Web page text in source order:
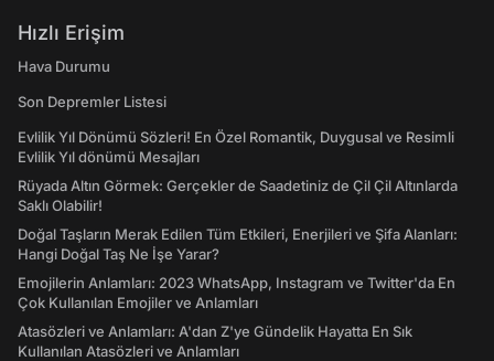
Hızlı Erişim
Hava Durumu
Son Depremler Listesi
Evlilik Yıl Dönümü Sözleri! En Özel Romantik, Duygusal ve Resimli
Evlilik Yıl dönümü Mesajları
Rüyada Altın Görmek: Gerçekler de Saadetiniz de Çil Çil Altınlarda
Saklı Olabilir!
Doğal Taşların Merak Edilen Tüm Etkileri, Enerjileri ve Şifa Alanları:
Hangi Doğal Taş Ne İşe Yarar?
Emojilerin Anlamları: 2023 WhatsApp, Instagram ve Twitter'da En
Çok Kullanılan Emojiler ve Anlamları
Atasözleri ve Anlamları: A'dan Z'ye Gündelik Hayatta En Sık
Kullanılan Atasözleri ve Anlamları